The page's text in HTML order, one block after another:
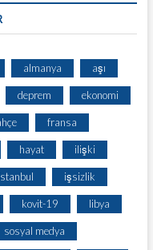
almanya aşı
deprem ekonomi
fransa
hayat ilişki
işsizlik
kovit-19 libya
sosyal medya